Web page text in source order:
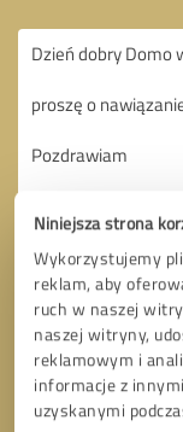
Niniejsza strona
Wykorzystujemy
reklam, aby
ruch w naszej
naszej witryny,
reklamowym i
informacje z
uzyskanymi